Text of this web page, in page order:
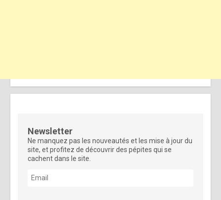
Newsletter
Ne manquez pas les nouveautés et les mise à jour du
site, et profitez de découvrir des pépites qui se
cachent dans le site.